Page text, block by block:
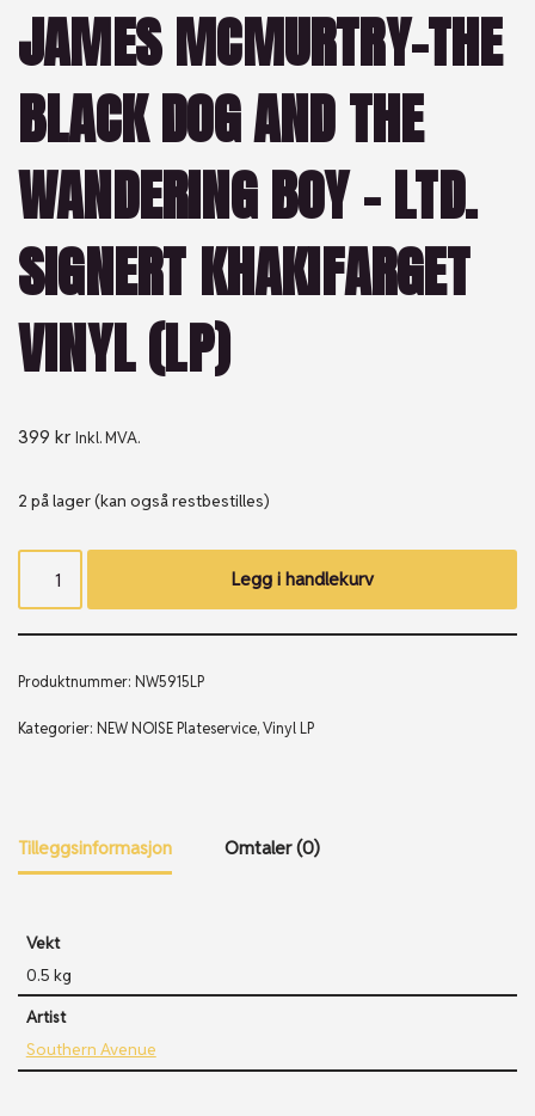
JAMES MCMURTRY-THE
BLACK DOG AND THE
WANDERING BOY – LTD.
SIGNERT KHAKIFARGET
VINYL (LP)
399 kr Inkl. MVA.
2 på lager (kan også restbestilles)
Legg i handlekurv
Produktnummer: NW5915LP
Kategorier: NEW NOISE Plateservice,Vinyl LP
Tilleggsinformasjon Omtaler (0)
Vekt
0.5 kg
Artist
Southern Avenue